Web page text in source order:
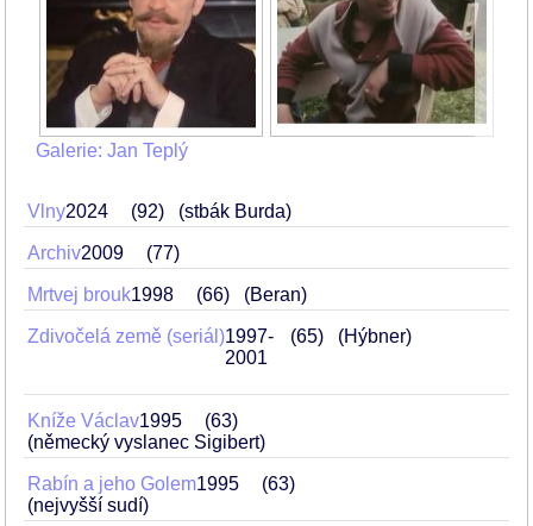
Galerie: Jan Teplý
Vlny2024 92 (stbák Burda)
Archiv2009 77
Mrtvej brouk1998 66 (Beran)
Zdivočelá země (seriál)1997-
2001
65 (Hýbner)
Kníže Václav1995
63
(německý vyslanec Sigibert)
Rabín a jeho Golem1995
63
(nejvyšší sudí)